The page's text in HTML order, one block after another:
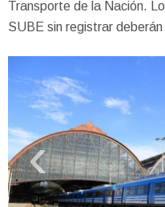
Transporte de la Nación.
SUBE sin registrar
‹